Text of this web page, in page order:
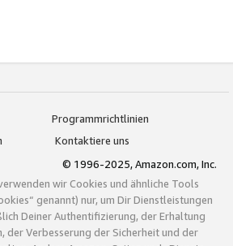
Programmrichtlinien
Kontaktiere uns
© 1996-2025, Amazon.com, Inc.
wir Cookies und ähnliche Tools
genannt) nur, um Dir Dienstleistungen
Deiner Authentifizierung, der Erhaltung
der Verbesserung der Sicherheit und der